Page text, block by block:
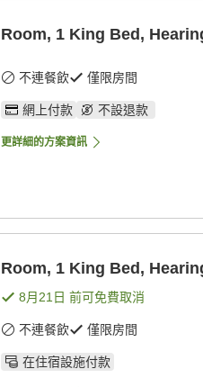
Room, 1 King Bed,
不連餐飲 僅限房間
網上付款 不設退款
更詳細的方案資訊
Room, 1 King Bed,
8月21日 前可免費取消
不連餐飲 僅限房間
在住宿設施付款